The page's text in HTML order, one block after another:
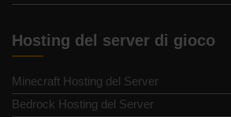
Hosting del server di gioco
Minecraft Hosting del Server
Bedrock Hosting del Server